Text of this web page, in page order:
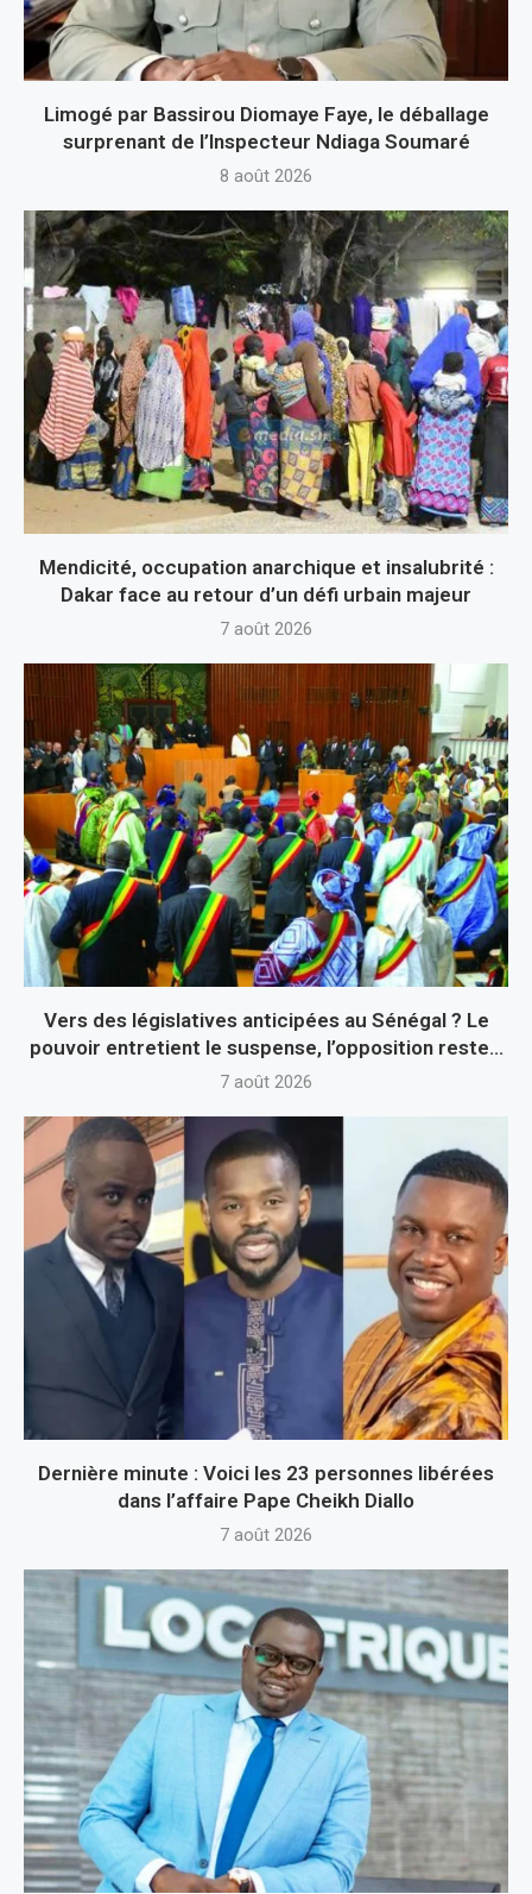
Limogé par Bassirou Diomaye Faye, le déballage
surprenant de l’Inspecteur Ndiaga Soumaré
8 août 2026
Mendicité, occupation anarchique et insalubrité :
Dakar face au retour d’un défi urbain majeur
7 août 2026
Vers des législatives anticipées au Sénégal ? Le
pouvoir entretient le suspense, l’opposition reste...
7 août 2026
Dernière minute : Voici les 23 personnes libérées
dans l’affaire Pape Cheikh Diallo
7 août 2026